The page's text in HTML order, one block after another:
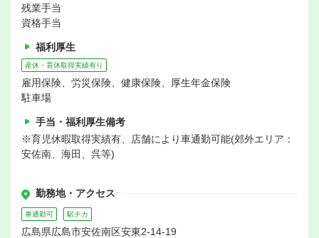
残業手当
資格手当
福利厚生
産休・育休取得実績有り
雇用保険、労災保険、健康保険、厚生年金保険
駐車場
手当・福利厚生備考
※育児休暇取得実績有、店舗により車通勤可能(郊外エリア：
安佐南、海田、呉等)
勤務地・アクセス
車通勤可 駅チカ
広島県広島市安佐南区安東2-14-19